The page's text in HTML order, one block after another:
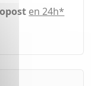
en 24h*